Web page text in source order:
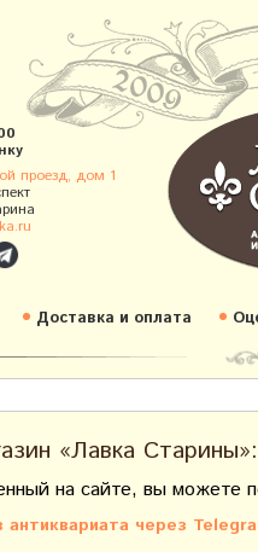
проезд, дом 1
Доставка и оплата
«Лавка
на сайте, вы можете
через